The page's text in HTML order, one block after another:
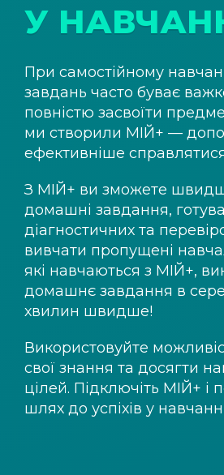
У
При самостійному
завдань часто буває
повністю засвоїти
ми створили МІЙ+ —
ефективніше
З МІЙ+ ви зможете
домашні завдання,
діагностичних та
вивчати пропущені
які навчаються з МІЙ+,
домашнє завдання в
хвилин швидше!
Використовуйте
свої знання та досягти
цілей. Підключіть МІЙ+ і
шлях до успіхів у